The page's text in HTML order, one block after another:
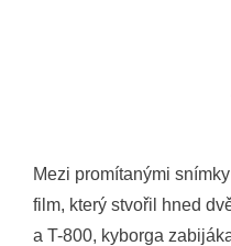
Mezi promítanými
film, který stvořil hned
a T-800, kyborga